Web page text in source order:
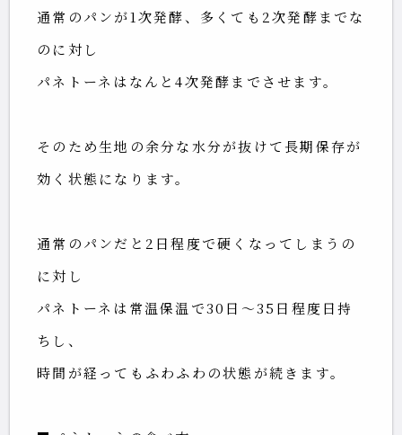
通常のパンが1次発酵、多くても2次発酵までな
のに対し
パネトーネはなんと4次発酵までさせます。
そのため生地の余分な水分が抜けて長期保存が
効く状態になります。
通常のパンだと2日程度で硬くなってしまうの
に対し
パネトーネは常温保温で30日～35日程度日持
ちし、
時間が経ってもふわふわの状態が続きます。